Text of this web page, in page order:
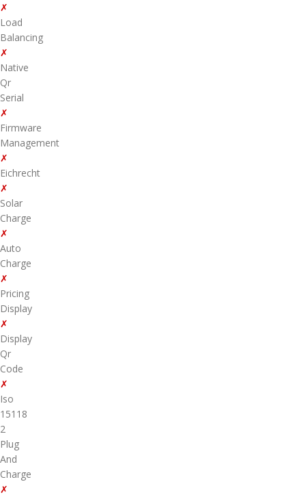
✗
Load
Balancing
✗
Native
Qr
Serial
✗
Firmware
Management
✗
Eichrecht
✗
Solar
Charge
✗
Auto
Charge
✗
Pricing
Display
✗
Display
Qr
Code
✗
Iso
15118
2
Plug
And
Charge
✗